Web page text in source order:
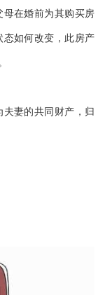
母在婚前为其购买房
态如何改变，此房产
妻的共同财产，归